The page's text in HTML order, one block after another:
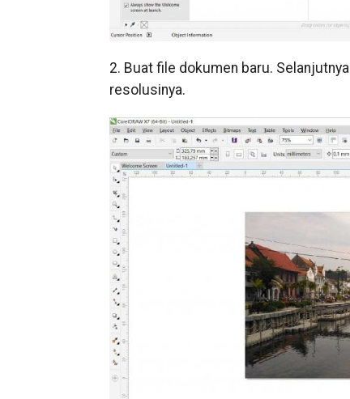
2. Buat file dokumen baru. Selanjutnya
resolusinya.